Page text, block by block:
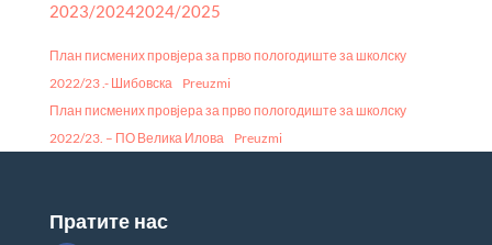
2023/20242024/2025
План писмених провјера за прво пологодиште за школску
2022/23 .- Шибовска
Preuzmi
План писмених провјера за прво пологодиште за школску
2022/23. – ПО Велика Илова
Preuzmi
Пратите нас